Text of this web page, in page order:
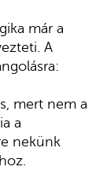
már a
A
mert nem a
a
nekünk